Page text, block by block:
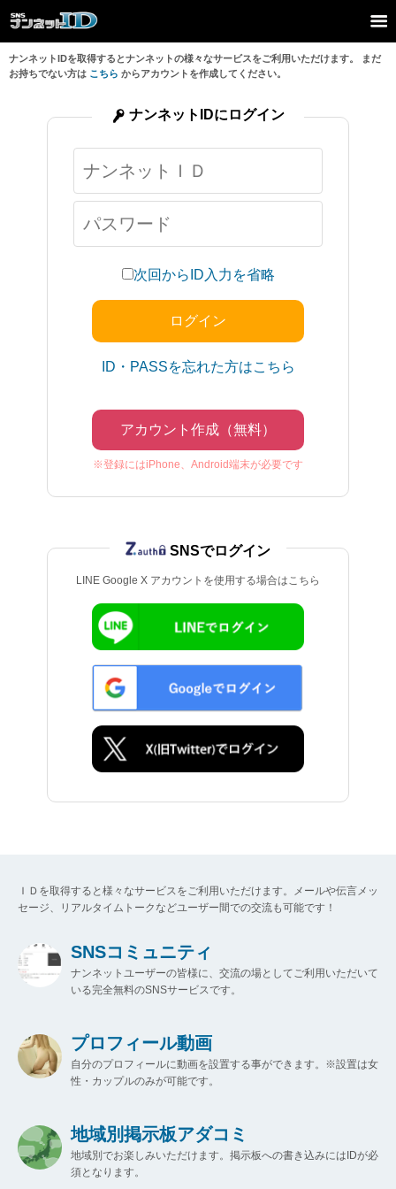
ナンネットIDを取得するとナンネットの様々なサービスをご利用いただけます。 まだ
お持ちでない方は こちら からアカウントを作成してください。
次回からID入力を省略
ID・PASSを忘れた方はこちら
アカウント作成（無料）
※登録にはiPhone、Android端末が必要です
ナンネットIDにログイン
LINE Google X アカウントを使用する場合はこちら
SNSでログイン
ＩＤを取得すると様々なサービスをご利用いただけます。メールや伝言メッ
セージ、リアルタイムトークなどユーザー間での交流も可能です！
SNSコミュニティ
ナンネットユーザーの皆様に、交流の場としてご利用いただいて
いる完全無料のSNSサービスです。
プロフィール動画
自分のプロフィールに動画を設置する事ができます。※設置は女
性・カップルのみが可能です。
地域別掲示板アダコミ
地域別でお楽しみいただけます。掲示板への書き込みにはIDが必
須となります。